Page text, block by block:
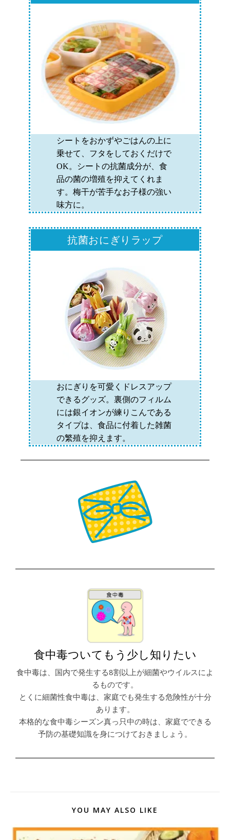
シートをおかずやごはんの上に
乗せて、フタをしておくだけで
OK。シートの抗菌成分が、食
品の菌の増殖を抑えてくれま
す。梅干が苦手なお子様の強い
味方に。
抗菌おにぎりラップ
おにぎりを可愛くドレスアップ
できるグッズ。裏側のフィルム
には銀イオンが練りこんである
タイプは、食品に付着した雑菌
の繁殖を抑えます。
食中毒ついてもう少し知りたい
食中毒は、国内で発生する8割以上が細菌やウイルスによ
るものです。
とくに細菌性食中毒は、家庭でも発生する危険性が十分
あります。
本格的な食中毒シーズン真っ只中の時は、家庭でできる
予防の基礎知識を身につけておきましょう。
YOU MAY ALSO LIKE